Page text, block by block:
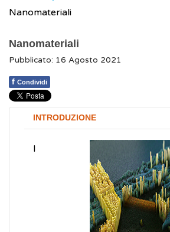
Nanomateriali
Nanomateriali
Pubblicato: 16 Agosto 2021
f Condividi
INTRODUZIONE
I